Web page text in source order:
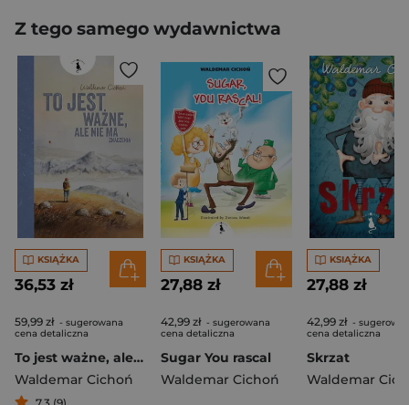
Z tego samego wydawnictwa
KSIĄŻKA
36,53 zł
59,99 zł - sugerowana
cena detaliczna
To jest ważne, ale nie ma znaczenia
Waldemar Cichoń
KSIĄŻKA
27,88 zł
42,99 zł - sugerowana
cena detaliczna
Sugar You rascal
Waldemar Cichoń
KSIĄŻKA
27,88 zł
42,99 zł -
cena detaliczna
Skrzat
Waldemar